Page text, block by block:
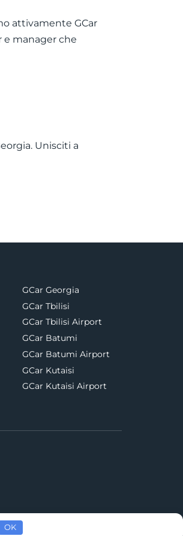
attivamente GCar
e manager che
Unisciti a
GCar Georgia
GCar Tbilisi
GCar Tbilisi Airport
GCar Batumi
GCar Batumi Airport
GCar Kutaisi
GCar Kutaisi Airport
OK